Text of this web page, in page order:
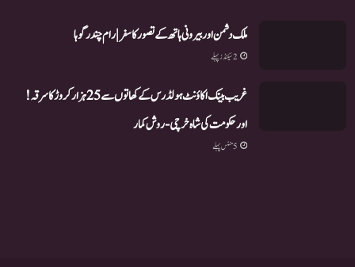
ملک دشمن اور بیرونی ہاتھ کے تصور کا سفر | رام چندر گوہا
2 سیکنڈز پہلے
غریب بینک اکاؤنٹ ہولڈرس کے کھاتوں سے 25 ہزار کروڑ کا سرقہ!
اور حکومت کی شاہ خرچی-روش کمار
5 منٹس پہلے